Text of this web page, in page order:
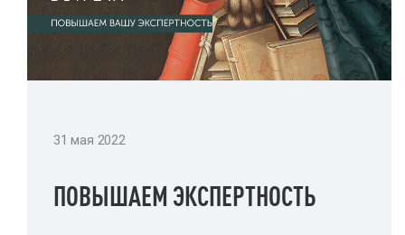
31 мая 2022
ПОВЫШАЕМ ЭКСПЕРТНОСТЬ